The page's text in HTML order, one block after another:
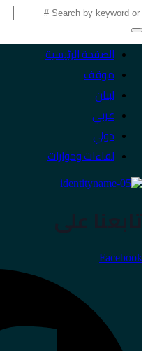
الصفحة الرئيسية
موقف
لبنان
عربي
دولي
لقاءات وحوارات
تابعنا على
Facebook